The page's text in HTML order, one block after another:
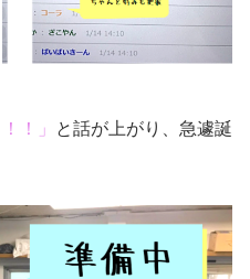
！」 と話が上がり、急遽誕